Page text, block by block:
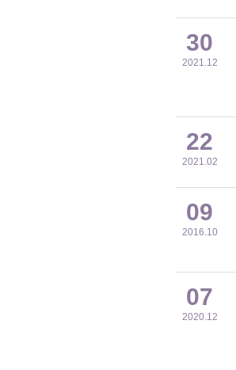
30
2021.12
22
2021.02
09
2016.10
07
2020.12